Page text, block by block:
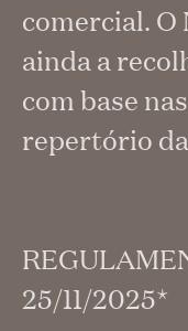
comercial.
ainda a
com base
repertório
25/11/2025*